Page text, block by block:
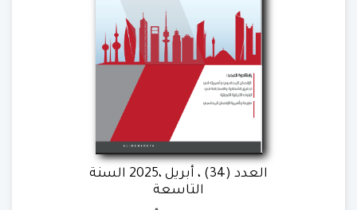
العدد (34) ، أبريل ،2025 السنة
التاسعة